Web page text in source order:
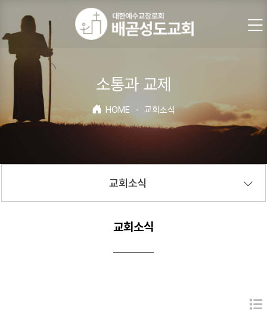
소통과 교제
HOME · 교회소식
교회소식
교회소식